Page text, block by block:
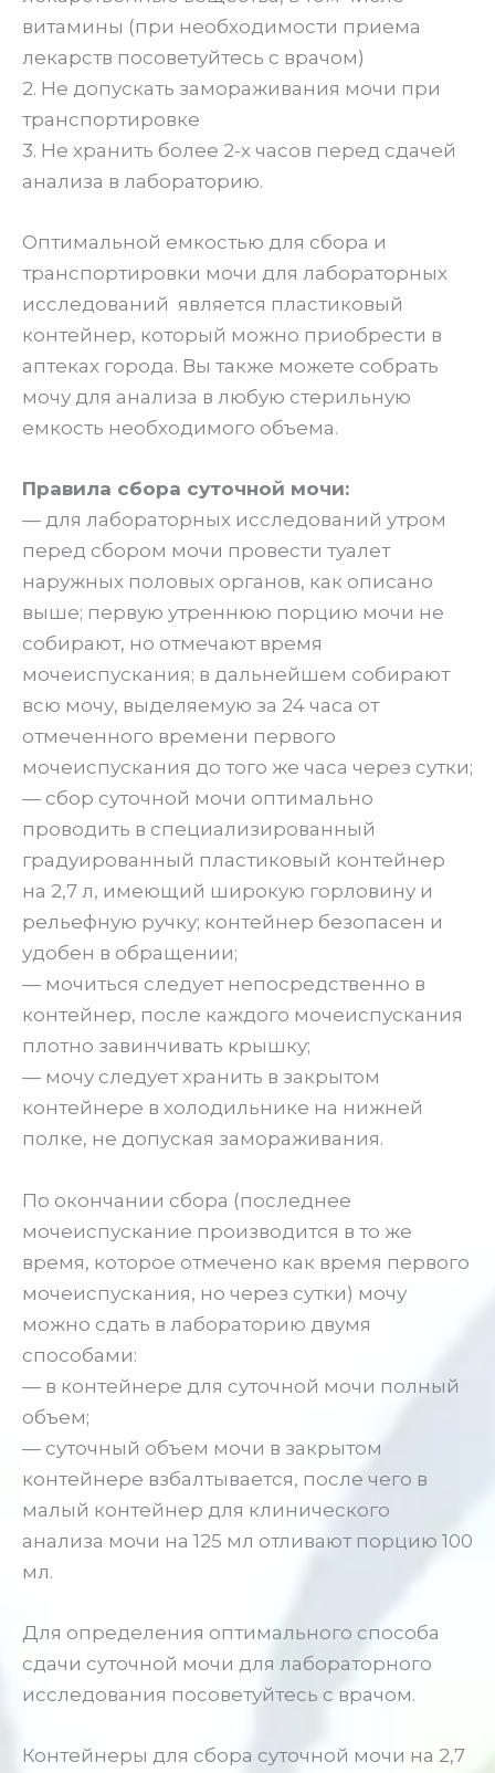
витамины (при необходимости приема
лекарств посоветуйтесь с врачом)
2. Не допускать замораживания мочи при
транспортировке
3. Не хранить более 2-х часов перед сдачей
анализа в лабораторию.
Оптимальной емкостью для сбора и
транспортировки мочи для лабораторных
исследований является пластиковый
контейнер, который можно приобрести в
аптеках города. Вы также можете собрать
мочу для анализа в любую стерильную
емкость необходимого объема.
Правила сбора суточной мочи:
— для лабораторных исследований утром
перед сбором мочи провести туалет
наружных половых органов, как описано
выше; первую утреннюю порцию мочи не
собирают, но отмечают время
мочеиспускания; в дальнейшем собирают
всю мочу, выделяемую за 24 часа от
отмеченного времени первого
мочеиспускания до того же часа через сутки;
— сбор суточной мочи оптимально
проводить в специализированный
градуированный пластиковый контейнер
на 2,7 л, имеющий широкую горловину и
рельефную ручку; контейнер безопасен и
удобен в обращении;
— мочиться следует непосредственно в
контейнер, после каждого мочеиспускания
плотно завинчивать крышку;
— мочу следует хранить в закрытом
контейнере в холодильнике на нижней
полке, не допуская замораживания.
По окончании сбора (последнее
мочеиспускание производится в то же
время, которое отмечено как время первого
мочеиспускания, но через сутки) мочу
можно сдать в лабораторию двумя
способами:
— в контейнере для суточной мочи полный
объем;
— суточный объем мочи в закрытом
контейнере взбалтывается, после чего в
малый контейнер для клинического
анализа мочи на 125 мл отливают порцию 100
мл.
Для определения оптимального способа
сдачи суточной мочи для лабораторного
исследования посоветуйтесь с врачом.
Контейнеры для сбора суточной мочи на 2,7